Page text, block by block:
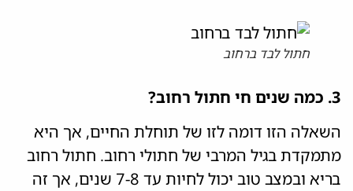
חתול לבד ברחוב
3. כמה שנים חי חתול רחוב?
השאלה הזו דומה לזו של תוחלת החיים, אך היא
מתמקדת בגיל המרבי של חתולי רחוב. חתול רחוב
בריא ובמצב טוב יכול לחיות עד 7-8 שנים, אך זה